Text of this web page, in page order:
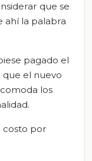
que se
ahí la palabra
pagado el
que el nuevo
los
costo por